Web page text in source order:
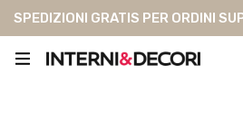
SPEDIZIONI GRATIS PER ORDINI